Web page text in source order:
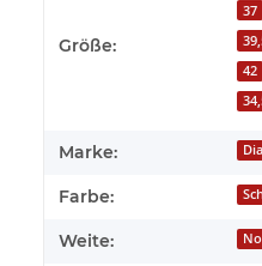
Größe:
37
42
Marke:
Farbe:
Weite: